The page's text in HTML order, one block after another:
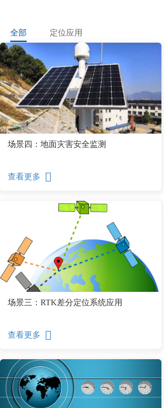
全部 定位应用
场景四：地面灾害安全监测
查看更多
场景三：RTK差分定位系统应用
查看更多